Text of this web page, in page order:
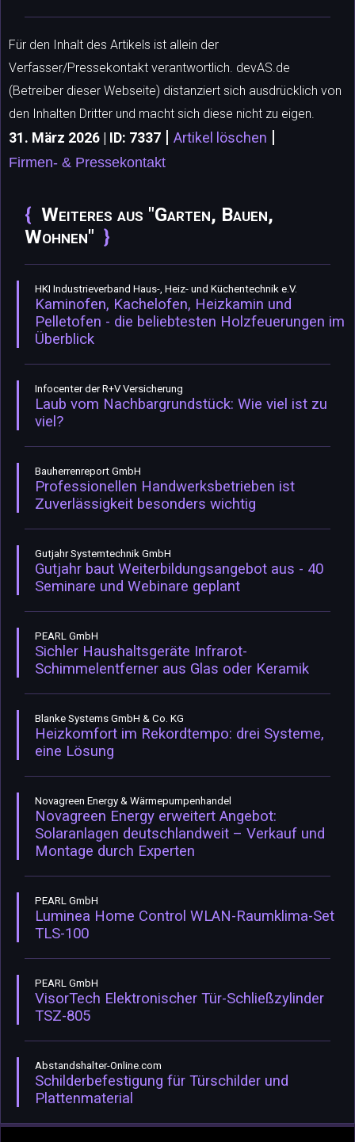
Für den Inhalt des Artikels ist allein der
Verfasser/Pressekontakt verantwortlich. devAS.de
(Betreiber dieser Webseite) distanziert sich ausdrücklich von
den Inhalten Dritter und macht sich diese nicht zu eigen.
31. März 2026 | ID: 7337 | Artikel löschen |
Firmen- & Pressekontakt
Weiteres aus "Garten, Bauen,
Wohnen"
HKI Industrieverband Haus-, Heiz- und Küchentechnik e.V.
Kaminofen, Kachelofen, Heizkamin und
Pelletofen - die beliebtesten Holzfeuerungen im
Überblick
Infocenter der R+V Versicherung
Laub vom Nachbargrundstück: Wie viel ist zu
viel?
Bauherrenreport GmbH
Professionellen Handwerksbetrieben ist
Zuverlässigkeit besonders wichtig
Gutjahr Systemtechnik GmbH
Gutjahr baut Weiterbildungsangebot aus - 40
Seminare und Webinare geplant
PEARL GmbH
Sichler Haushaltsgeräte Infrarot-
Schimmelentferner aus Glas oder Keramik
Blanke Systems GmbH & Co. KG
Heizkomfort im Rekordtempo: drei Systeme,
eine Lösung
Novagreen Energy & Wärmepumpenhandel
Novagreen Energy erweitert Angebot:
Solaranlagen deutschlandweit – Verkauf und
Montage durch Experten
PEARL GmbH
Luminea Home Control WLAN-Raumklima-Set
TLS-100
PEARL GmbH
VisorTech Elektronischer Tür-Schließzylinder
TSZ-805
Abstandshalter-Online.com
Schilderbefestigung für Türschilder und
Plattenmaterial